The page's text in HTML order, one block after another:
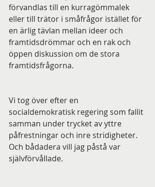
förvandlas till en kurragömmalek
eller till trätor i småfrågor istället för
en ärlig tävlan mellan ideer och
framtidsdrömmar och en rak och
öppen diskussion om de stora
framtidsfrågorna.
Vi tog över efter en
socialdemokratisk regering som fallit
samman under trycket av yttre
påfrestningar och inre stridigheter.
Och bådadera vill jag påstå var
självförvållade.